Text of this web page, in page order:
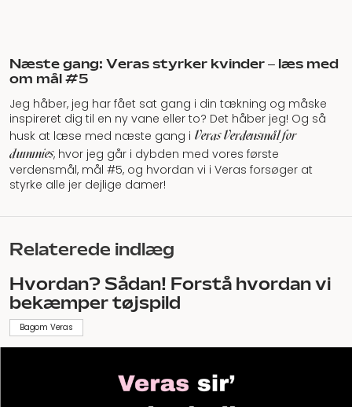
Næste gang: Veras styrker kvinder – læs med
om mål #5
Jeg håber, jeg har fået sat gang i din tækning og måske
inspireret dig til en ny vane eller to? Det håber jeg! Og så
husk at læse med næste gang i Veras Verdensmål for
dummies, hvor jeg går i dybden med vores første
verdensmål, mål #5, og hvordan vi i Veras forsøger at
styrke alle jer dejlige damer!
Relaterede indlæg
Hvordan? Sådan! Forstå hvordan vi
bekæmper tøjspild
Bagom Veras